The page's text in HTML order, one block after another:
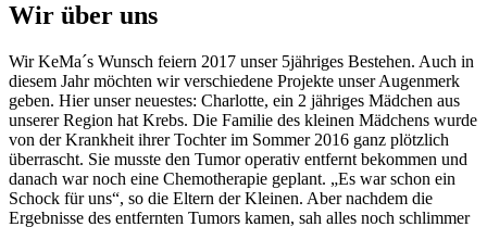
Wir über uns
Wir KeMa´s Wunsch feiern 2017 unser 5jähriges Bestehen. Auch in
diesem Jahr möchten wir verschiedene Projekte unser Augenmerk
geben. Hier unser neuestes: Charlotte, ein 2 jähriges Mädchen aus
unserer Region hat Krebs. Die Familie des kleinen Mädchens wurde
von der Krankheit ihrer Tochter im Sommer 2016 ganz plötzlich
überrascht. Sie musste den Tumor operativ entfernt bekommen und
danach war noch eine Chemotherapie geplant. „Es war schon ein
Schock für uns“, so die Eltern der Kleinen. Aber nachdem die
Ergebnisse des entfernten Tumors kamen, sah alles noch schlimmer